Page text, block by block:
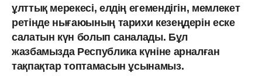
ұлттық мерекесі, елдің егемендігін, мемлекет
ретінде нығаюының тарихи кезеңдерін еске
салатын күн болып саналады. Бұл
жазбамызда Республика күніне арналған
тақпақтар топтамасын ұсынамыз.